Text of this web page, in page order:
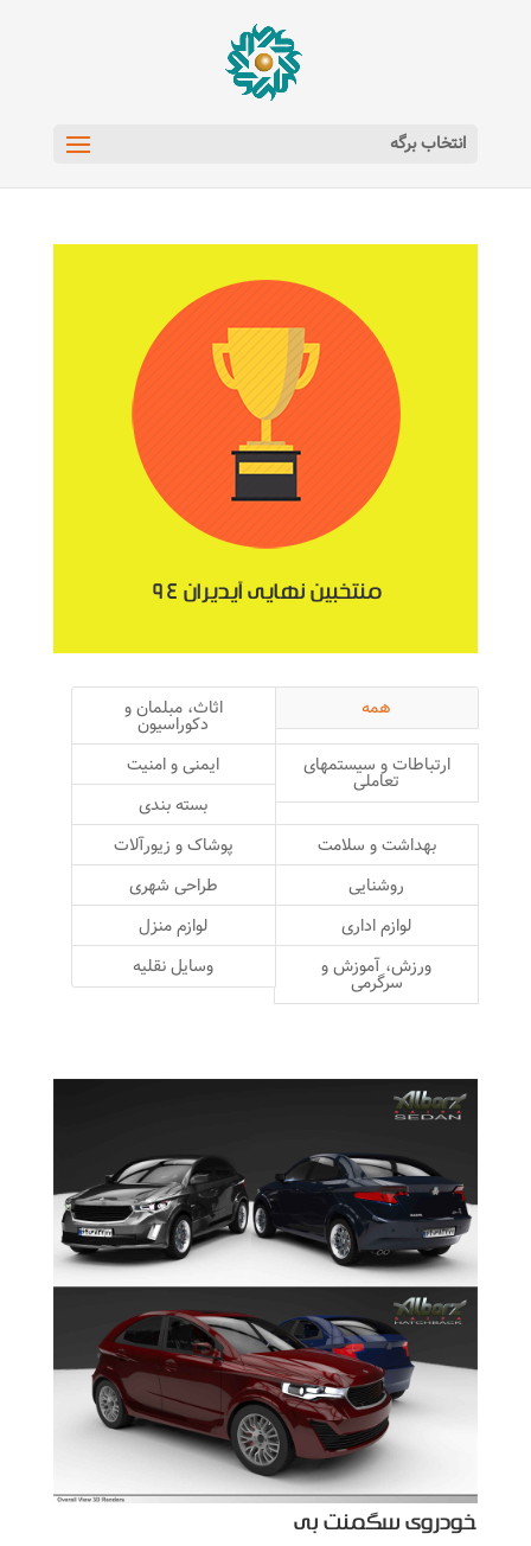
انتخاب برگه
منتخبین نهایی آیدیران ۹۴
همه اثاث، مبلمان و
دکوراسیون
ارتباطات و سیستمهای
تعاملی
ایمنی و امنیت
بسته بندی
بهداشت و سلامت
پوشاک و زیورآلات
روشنایی
طراحی شهری
لوازم اداری
لوازم منزل
ورزش، آموزش و
سرگرمی
وسایل نقلیه
خودروی سگمنت بی